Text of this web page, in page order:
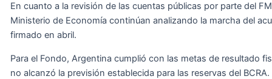
En cuanto a la revisión de las cuentas públicas por parte del
Ministerio de Economía continúan analizando la marcha del
firmado en abril.
Para el Fondo, Argentina cumplió con las metas de resultado
no alcanzó la previsión establecida para las reservas del BCRA.